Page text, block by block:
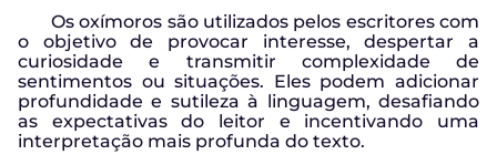
Os oxímoros são utilizados pelos escritores com
o objetivo de provocar interesse, despertar a
curiosidade e transmitir complexidade de
sentimentos ou situações. Eles podem adicionar
profundidade e sutileza à linguagem, desafiando
as expectativas do leitor e incentivando uma
interpretação mais profunda do texto.